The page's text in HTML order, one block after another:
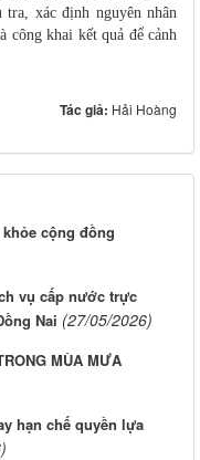
xác định nguyên nhân
công khai kết quả để cảnh
Tác giả: Hải Hoàng
cộng đồng
vụ cấp nước trực
Nai (27/05/2026)
MÙA MƯA
hạn chế quyền lựa